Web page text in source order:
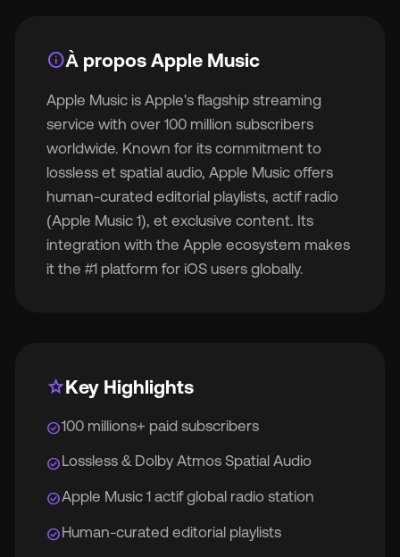
infoÀ propos Apple Music
Apple Music is Apple's flagship streaming
service with over 100 million subscribers
worldwide. Known for its commitment to
lossless et spatial audio, Apple Music offers
human-curated editorial playlists, actif radio
(Apple Music 1), et exclusive content. Its
integration with the Apple ecosystem makes
it the #1 platform for iOS users globally.
starKey Highlights
check_circle100 millions+ paid subscribers
check_circleLossless & Dolby Atmos Spatial Audio
check_circleApple Music 1 actif global radio station
check_circleHuman-curated editorial playlists